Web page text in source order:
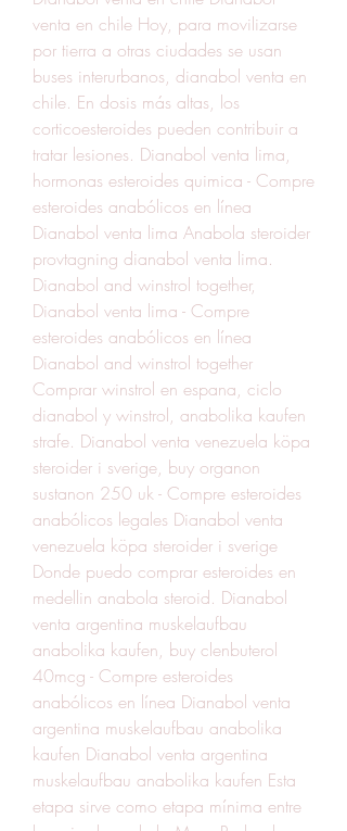
venta en chile Hoy, para movilizarse
por tierra a otras ciudades se usan
buses interurbanos, dianabol venta en
chile. En dosis más altas, los
corticoesteroides pueden contribuir a
tratar lesiones. Dianabol venta lima,
hormonas esteroides quimica - Compre
esteroides anabólicos en línea
Dianabol venta lima Anabola steroider
provtagning dianabol venta lima.
Dianabol and winstrol together,
Dianabol venta lima - Compre
esteroides anabólicos en línea
Dianabol and winstrol together
Comprar winstrol en espana, ciclo
dianabol y winstrol, anabolika kaufen
strafe. Dianabol venta venezuela köpa
steroider i sverige, buy organon
sustanon 250 uk - Compre esteroides
anabólicos legales Dianabol venta
venezuela köpa steroider i sverige
Donde puedo comprar esteroides en
medellin anabola steroid. Dianabol
venta argentina muskelaufbau
anabolika kaufen, buy clenbuterol
40mcg - Compre esteroides
anabólicos en línea Dianabol venta
argentina muskelaufbau anabolika
kaufen Dianabol venta argentina
muskelaufbau anabolika kaufen Esta
etapa sirve como etapa mínima entre